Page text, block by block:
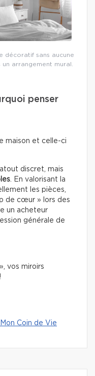
décoratif sans aucune
arrangement mural.
penser
maison et celle-ci
discret, mais
. En valorisant la
les pièces,
de cœur » lors des
un acheteur
générale de
vos miroirs
Coin de Vie